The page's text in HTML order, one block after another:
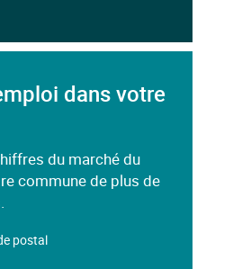
dans votre
du marché du
commune de plus de
postal